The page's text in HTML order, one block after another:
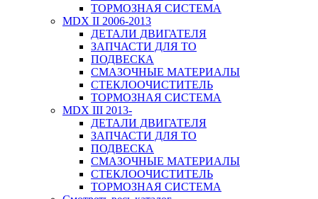
ТОРМОЗНАЯ СИСТЕМА
MDX II 2006-2013
ДЕТАЛИ ДВИГАТЕЛЯ
ЗАПЧАСТИ ДЛЯ ТО
ПОДВЕСКА
СМАЗОЧНЫЕ МАТЕРИАЛЫ
СТЕКЛООЧИСТИТЕЛЬ
ТОРМОЗНАЯ СИСТЕМА
MDX III 2013-
ДЕТАЛИ ДВИГАТЕЛЯ
ЗАПЧАСТИ ДЛЯ ТО
ПОДВЕСКА
СМАЗОЧНЫЕ МАТЕРИАЛЫ
СТЕКЛООЧИСТИТЕЛЬ
ТОРМОЗНАЯ СИСТЕМА